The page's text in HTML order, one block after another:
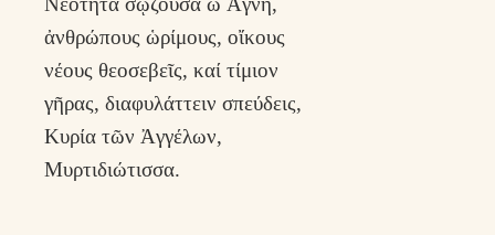
ἀνθρώπους ὡρίμους, οἴκους
νέους θεοσεβεῖς, καί τίμιον
γῆρας, διαφυλάττειν σπεύδεις,
Κυρία τῶν Ἀγγέλων,
Μυρτιδιώτισσα.